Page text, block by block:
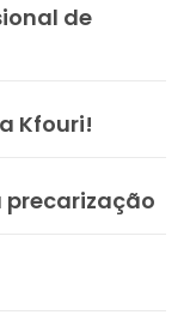
de
Kfouri!
precarização